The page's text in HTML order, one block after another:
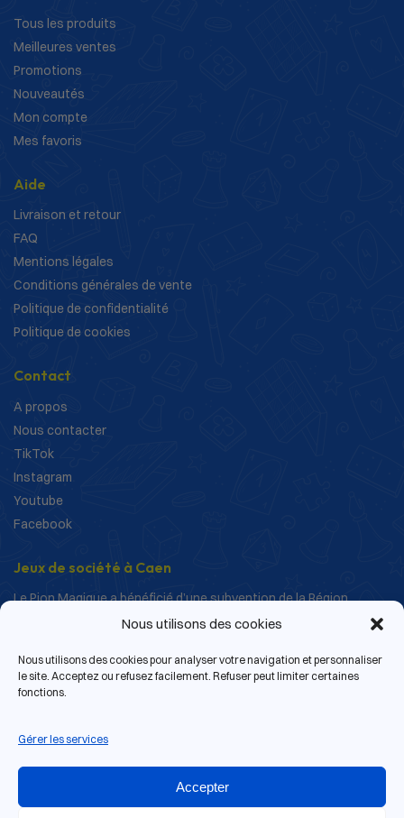
Nous utilisons des cookies
Nous utilisons des cookies pour analyser votre navigation et personnaliser
le site. Acceptez ou refusez facilement. Refuser peut limiter certaines
fonctions.
Gérer les services
Accepter
Tous les produits
Meilleures ventes
Promotions
Nouveautés
Mon compte
Mes favoris
Aide
Livraison et retour
FAQ
Mentions légales
Conditions générales de vente
Politique de confidentialité
Politique de cookies
Contact
A propos
Nous contacter
TikTok
Instagram
Youtube
Facebook
Jeux de société à Caen
Le Pion Magique a bénéficié d’une subvention de la Région
Normandie dans le cadre de ses actions de structuration et de